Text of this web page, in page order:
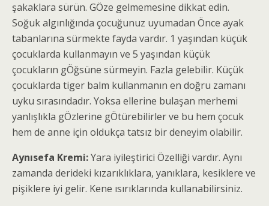
şakaklara sürün. GÖze gelmemesine dikkat edin.
Soğuk algınlığında çocuğunuz uyumadan Önce ayak
tabanlarına sürmekte fayda vardır. 1 yaşından küçük
çocuklarda kullanmayın ve 5 yaşından küçük
çocukların gÖğsüne sürmeyin. Fazla gelebilir. Küçük
çocuklarda tiger balm kullanmanın en doğru zamanı
uyku sırasındadır. Yoksa ellerine bulaşan merhemi
yanlışlıkla gÖzlerine gÖtürebilirler ve bu hem çocuk
hem de anne için oldukça tatsız bir deneyim olabilir.
Aynısefa Kremi:Yara iyileştirici Özelliği vardır. Aynı
zamanda derideki kızarıklıklara, yanıklara, kesiklere ve
pişiklere iyi gelir. Kene ısırıklarında kullanabilirsiniz.